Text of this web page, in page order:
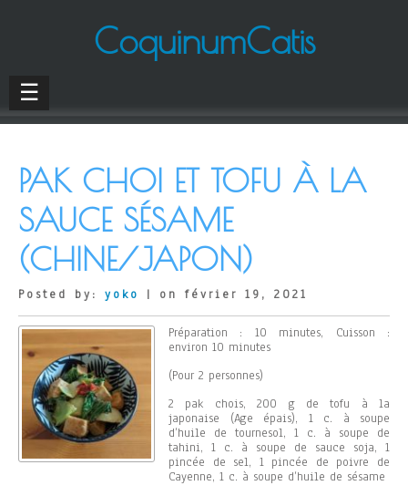
CoquinumCatis
☰
PAK CHOI ET TOFU À LA
SAUCE SÉSAME
(CHINE/JAPON)
Posted by: yoko | on février 19, 2021
Préparation : 10 minutes, Cuisson :
environ 10 minutes
(Pour 2 personnes)
2 pak chois, 200 g de tofu à la
japonaise (Age épais), 1 c. à soupe
d’huile de tournesol, 1 c. à soupe de
tahini, 1 c. à soupe de sauce soja, 1
pincée de sel, 1 pincée de poivre de
Cayenne, 1 c. à soupe d’huile de sésame